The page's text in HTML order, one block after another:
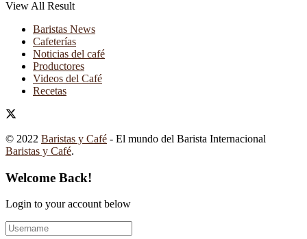
View All Result
Baristas News
Cafeterías
Noticias del café
Productores
Videos del Café
Recetas
© 2022 Baristas y Café - El mundo del Barista Internacional
Baristas y Café.
Welcome Back!
Login to your account below